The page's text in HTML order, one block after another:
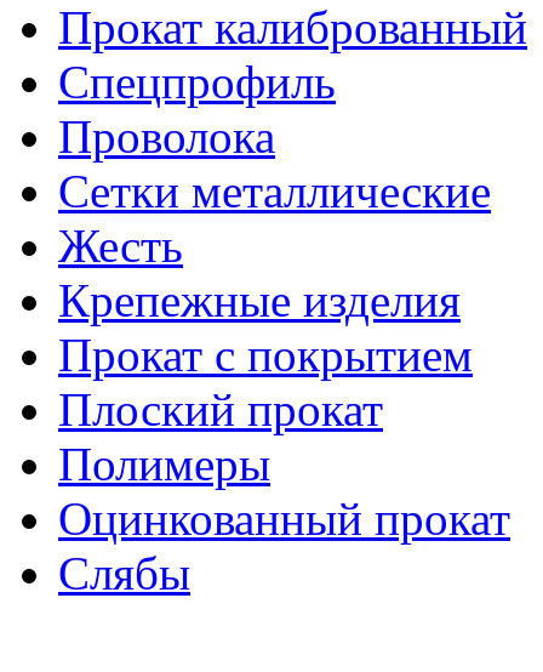
Прокат калиброванный
Спецпрофиль
Проволока
Сетки металлические
Жесть
Крепежные изделия
Прокат с покрытием
Плоский прокат
Полимеры
Оцинкованный прокат
Слябы